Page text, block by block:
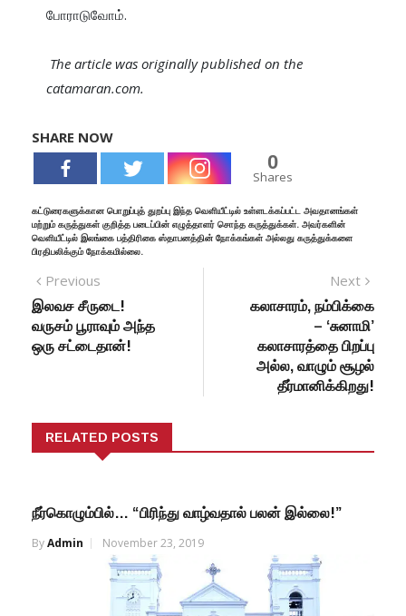
போராடுவோம்.
The article was originally published on the
catamaran.com.
SHARE NOW
0
Shares
கட்டுரைகளுக்கான பொறுப்புத் துறப்பு இந்த வெளியீட்டில் உள்ளடக்கப்பட்ட அவதானங்கள்
மற்றும் கருத்துகள் குறித்த படைப்பின் எழுத்தாளர் சொந்த கருத்துக்கள். அவர்களின்
வெளியீட்டில் இலங்கை பத்திரிகை ஸ்தாபனத்தின் நோக்கங்கள் அல்லது கருத்துக்களை
பிரதிபலிக்கும் நோக்கமில்லை.
Previous
இலவச சீருடை!
வருசம் பூராவும் அந்த
ஒரு சட்டைதான்!
Next
கலாசாரம், நம்பிக்கை
– ‘சுனாமி’
கலாசாரத்தை பிறப்பு
அல்ல, வாழும் சூழல்
தீர்மானிக்கிறது!
RELATED POSTS
நீர்கொழும்பில்… “பிரிந்து வாழ்வதால் பலன் இல்லை!”
ByAdmin November 23, 2019